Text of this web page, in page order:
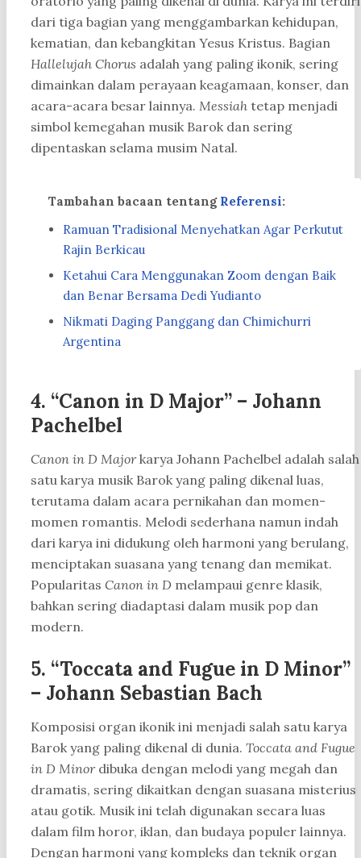
dari tiga bagian yang menggambarkan kehidupan,
kematian, dan kebangkitan Yesus Kristus. Bagian
Hallelujah Chorus adalah yang paling ikonik, sering
dimainkan dalam perayaan keagamaan, konser, dan
acara-acara besar lainnya. Messiah tetap menjadi
simbol kemegahan musik Barok dan sering
dipentaskan selama musim Natal.
Tambahan bacaan tentang Referensi:
Ramuan Tradisional Menyehatkan Agar Perkutut
Rajin Berkicau
Ketahui Cara Menggunakan Zoom dengan Baik
dan Benar Bersama Dedi Yudianto
Nikmati Daging Panggang dan Chimichurri
Argentina
4. “Canon in D Major” – Johann
Pachelbel
Canon in D Majorkarya Johann Pachelbel adalah salah
satu karya musik Barok yang paling dikenal luas,
terutama dalam acara pernikahan dan momen-
momen romantis. Melodi sederhana namun indah
dari karya ini didukung oleh harmoni yang berulang,
menciptakan suasana yang tenang dan memikat.
Popularitas Canon in D melampaui genre klasik,
bahkan sering diadaptasi dalam musik pop dan
modern.
5. “Toccata and Fugue in D Minor”
– Johann Sebastian Bach
Komposisi organ ikonik ini menjadi salah satu karya
Barok yang paling dikenal di dunia. Toccata and Fugue
in D Minordibuka dengan melodi yang megah dan
dramatis, sering dikaitkan dengan suasana misterius
atau gotik. Musik ini telah digunakan secara luas
dalam film horor, iklan, dan budaya populer lainnya.
Dengan harmoni yang kompleks dan teknik organ